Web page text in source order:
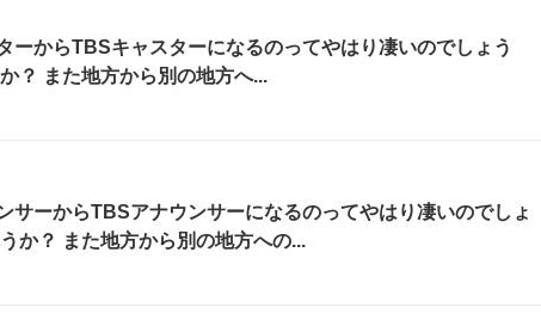
ーからTBSキャスターになるのってやはり凄いのでしょう
？ また地方から別の地方へ...
サーからTBSアナウンサーになるのってやはり凄いのでしょ
か？ また地方から別の地方への...